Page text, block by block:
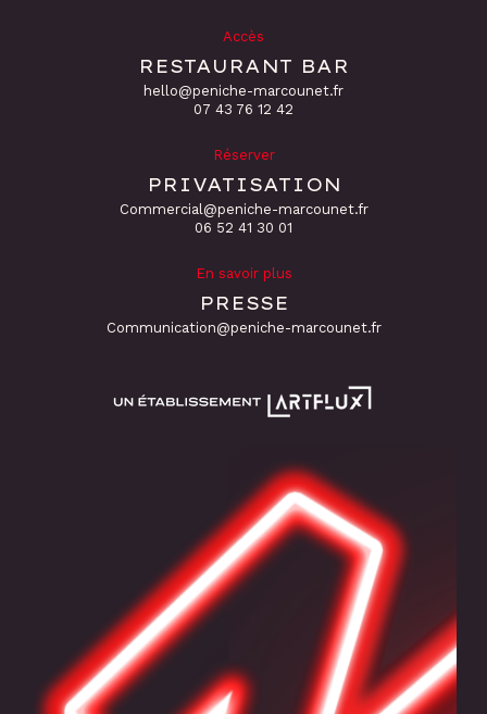
Accès
RESTAURANT BAR
hello@peniche-marcounet.fr
‭07 43 76 12 42
Réserver
PRIVATISATION
Commercial@peniche-marcounet.fr
06 52 41 30 01
En savoir plus
PRESSE
Communication@peniche-marcounet.fr